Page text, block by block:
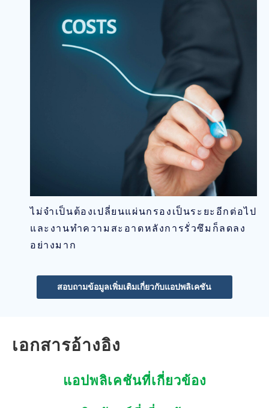
ไม่จำเป็นต้องเปลี่ยนแผ่นกรองเป็นระยะอีกต่อไป
และงานทำความสะอาดหลังการรั่วซึมก็ลดลง
อย่างมาก
สอบถามข้อมูลเพิ่มเติมเกี่ยวกับแอปพลิเคชัน
เอกสารอ้างอิง
แอปพลิเคชันที่เกี่ยวข้อง